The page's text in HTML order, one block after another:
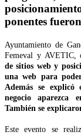
ponentes
Ayuntamiento de
Femeval y AVETIC,
de sitios web y
una web para
Además se
negocio aparezca
También se
Este evento se